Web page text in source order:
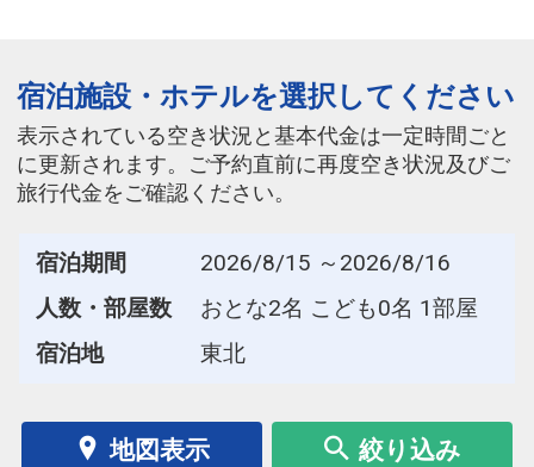
宿泊施設・ホテルを選択してください
表示されている空き状況と基本代金は一定時間ごと
に更新されます。ご予約直前に再度空き状況及びご
旅行代金をご確認ください。
宿泊期間
2026/8/15 ～2026/8/16
人数・部屋数
おとな2名 こども0名 1部屋
宿泊地
東北
地図表示 絞り込み